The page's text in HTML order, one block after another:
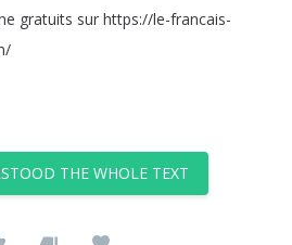
gratuits sur https://le-francais-
/
THE WHOLE TEXT